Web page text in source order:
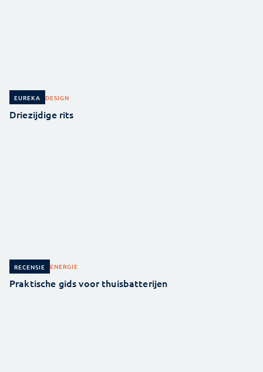
EUREKA DESIGN
Driezijdige rits
RECENSIE ENERGIE
Praktische gids voor thuisbatterijen